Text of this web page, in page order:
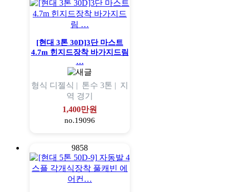
[현대 3톤 30D]3단 마스트
4.7m 힌지드장착 바가지드림
…
형식 디젤식 | 톤수 3톤 | 지
역 경기
1,400만원
no.19096
9858